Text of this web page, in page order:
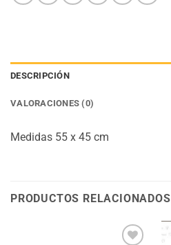
DESCRIPCIÓN
VALORACIONES (0)
Medidas 55 x 45 cm
PRODUCTOS RELACIONADOS